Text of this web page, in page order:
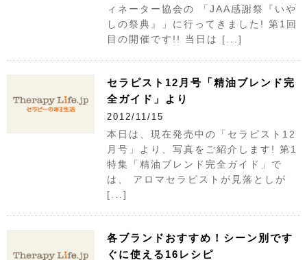
ィネーター協会の 「JAA感謝祭『いや
しの祭典』」に行ってきました! 第1回
目の開催です!! 当日は [...]
セラピスト12月号「精油ブレンド完
全ガイド」より
2012/11/15
本日は、現在発売中の「セラピスト12
月号」より、写真をご紹介します! 第1
特集「精油ブレンド完全ガイド」で
は、 アロマセラピストが見落としが
[...]
各ブランドおすすめ！シーン別です
ぐに使える16レシピ